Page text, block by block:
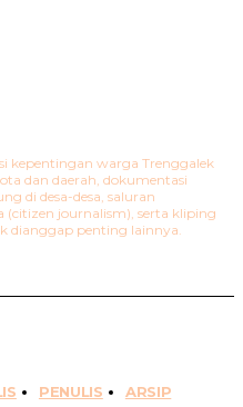
kepentingan warga Trenggalek
dan daerah, dokumentasi
di desa-desa, saluran
(citizen journalism), serta kliping
dianggap penting lainnya.
PENULIS
ARSIP